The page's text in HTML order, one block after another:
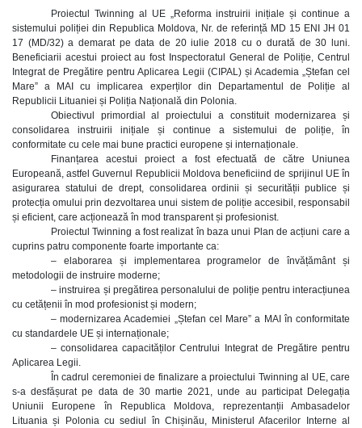
Proiectul Twinning al UE „Reforma instruirii inițiale și continue a
sistemului poliției din Republica Moldova, Nr. de referință MD 15 ENI JH 01
17 (MD/32) a demarat pe data de 20 iulie 2018 cu o durată de 30 luni.
Beneficiarii acestui proiect au fost Inspectoratul General de Poliție, Centrul
Integrat de Pregătire pentru Aplicarea Legii (CIPAL) și Academia „Ștefan cel
Mare” a MAI cu implicarea experților din Departamentul de Poliție al
Republicii Lituaniei și Poliția Națională din Polonia.
Obiectivul primordial al proiectului a constituit modernizarea și
consolidarea instruirii inițiale și continue a sistemului de poliție, în
conformitate cu cele mai bune practici europene și internaționale.
Finanțarea acestui proiect a fost efectuată de către Uniunea
Europeană, astfel Guvernul Republicii Moldova beneficiind de sprijinul UE în
asigurarea statului de drept, consolidarea ordinii și securității publice și
protecția omului prin dezvoltarea unui sistem de poliție accesibil, responsabil
și eficient, care acționează în mod transparent și profesionist.
Proiectul Twinning a fost realizat în baza unui Plan de acțiuni care a
cuprins patru componente foarte importante ca:
– elaborarea și implementarea programelor de învățământ și
metodologii de instruire moderne;
– instruirea și pregătirea personalului de poliție pentru interacțiunea
cu cetățenii în mod profesionist și modern;
– modernizarea Academiei „Ștefan cel Mare” a MAI în conformitate
cu standardele UE și internaționale;
– consolidarea capacităților Centrului Integrat de Pregătire pentru
Aplicarea Legii.
În cadrul ceremoniei de finalizare a proiectului Twinning al UE, care
s-a desfășurat pe data de 30 martie 2021, unde au participat Delegația
Uniunii Europene în Republica Moldova, reprezentanții Ambasadelor
Lituania și Polonia cu sediul în Chișinău, Ministerul Afacerilor Interne al